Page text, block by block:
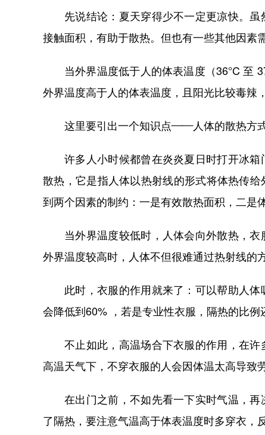
先说结论：夏天穿得少不一定更凉快。
接触面积，有助于散热。但也有一些其他因素
当外界温度低于人的体表温度（36°C 至
外界温度高于人的体表温度，且阳光比较毒辣
这里要引出一个知识点——人体的散热方
许多人小时候都曾在炎炎夏日时打开冰
散热，它是指人体以热射线的形式将体热传
到两个因素的制约：一是有效散热面积，二是
当外界温度较低时，人体会向外散热，
外界温度较高时，人体不但很难通过热射线的
此时，衣服的作用就来了：可以帮助人
会降低到60% ，若是专业性衣服，隔热的比例
不止如此，高温场合下衣服的作用，在
高温天气下，不穿衣服的人会因体温太高导致
在出门之前，不如先看一下实时气温，
了隔热，要注意气温高于体表温度时多穿衣，